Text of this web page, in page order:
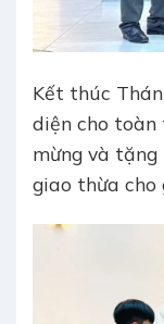
Kết thúc
diện cho toàn
mừng và
giao thừa cho